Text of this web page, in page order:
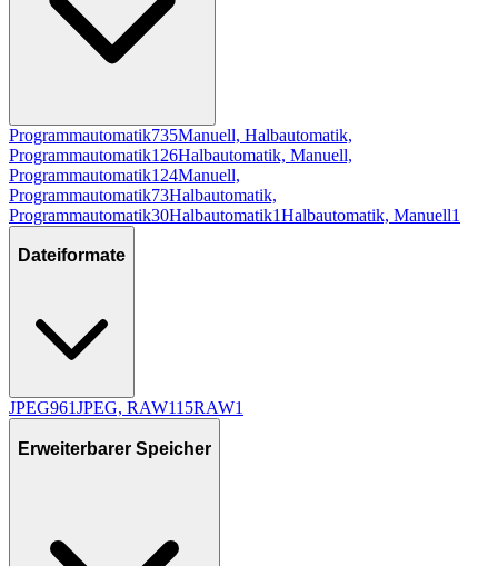
Programmautomatik735Manuell, Halbautomatik,
Programmautomatik126Halbautomatik, Manuell,
Programmautomatik124Manuell,
Programmautomatik73Halbautomatik,
Programmautomatik30Halbautomatik1Halbautomatik, Manuell1
Dateiformate
JPEG961JPEG, RAW115RAW1
Erweiterbarer Speicher